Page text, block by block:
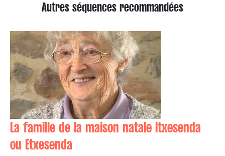
Autres séquences recommandées
La famille de la maison natale Itxesenda
ou Etxesenda